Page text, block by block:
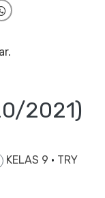
2021)
KELAS 9 · TRY